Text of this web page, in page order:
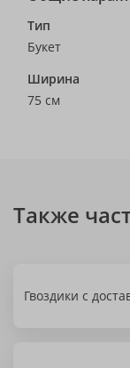
Тип
Букет
Ширина
75 см
Также
Гвоздики с